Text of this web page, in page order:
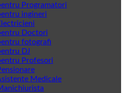
Programatori
ingineri
Doctori
fotografi
DJ
Profesori
Medicale